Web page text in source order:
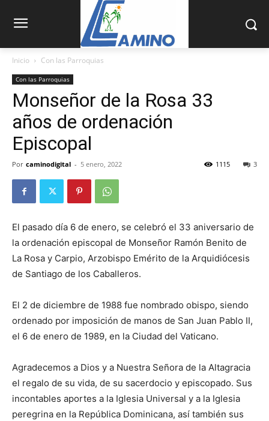
Inicio Con las Parroquias
Con las Parroquias
Monseñor de la Rosa 33
años de ordenación
Episcopal
Por caminodigital - 5 enero, 2022 3
1115
El pasado día 6 de enero, se celebró el 33 aniversario de
la ordenación episcopal de Monseñor Ramón Benito de
La Rosa y Carpio, Arzobispo Emérito de la Arquidiócesis
de Santiago de los Caballeros.
El 2 de diciembre de 1988 fue nombrado obispo, siendo
ordenado por imposición de manos de San Juan Pablo II,
el 6 de enero de 1989, en la Ciudad del Vaticano.
Agradecemos a Dios y a Nuestra Señora de la Altagracia
el regalo de su vida, de su sacerdocio y episcopado. Sus
incontables aportes a la Iglesia Universal y a la Iglesia
peregrina en la República Dominicana, así también sus